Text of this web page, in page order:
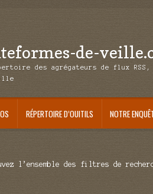
de-
des agrégateurs de flux
RÉPERTOIRE D’OUITILS NOTRE
l’ensemble des filtres de